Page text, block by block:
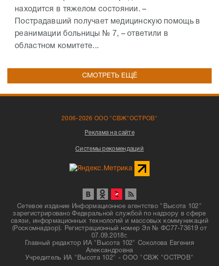
находится в тяжелом состоянии. –
Пострадавший получает медицинскую помощь в
реанимации больницы № 7, – ответили в
областном комитете...
СМОТРЕТЬ ЕЩЁ
2006-2026 ООО "СВЖ"ОСТРОВ"
Реклама на сайте
Системы рекомендаций
Сетевое издание Информационное агентство "Высота 102"
зарегистрировано Федеральной службой по надзору в сфере
связи, информационных технологий и массовых коммуникаций
(Роскомнадзор). Регистрационный номер Эл № ФС77-73619 от
07.09.2018г.
Главный редактор ИА "Высота 102" Соколова Евгения
Александровна
Учредитель ИА "Высота 102" - ООО "СВЖ "ОСТРОВ"